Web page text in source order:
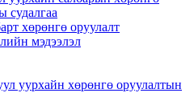
судалгаа
хөрөнгө оруулалт
мэдээлэл
уурхайн хөрөнгө оруулалтын